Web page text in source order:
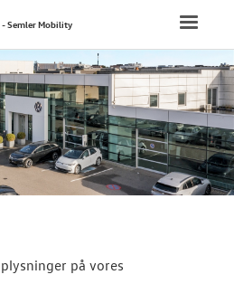
FORSIDE
NYE
NYE VAREBILER
Toggle
Semler Mobility
på vores